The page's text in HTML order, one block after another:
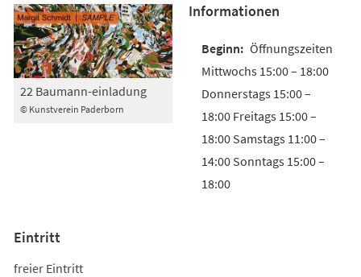
© Kunstverein Paderborn
22 Baumann-einladung
Informationen
Öffnungszeiten
Mittwochs 15:00 – 18:00
Donnerstags 15:00 –
18:00 Freitags 15:00 –
18:00 Samstags 11:00 –
14:00 Sonntags 15:00 –
18:00
Eintritt
freier Eintritt